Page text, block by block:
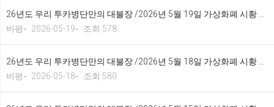
비평
2026-05-19 조회 578
비평
2026-05-18 조회 580